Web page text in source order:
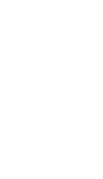
receta